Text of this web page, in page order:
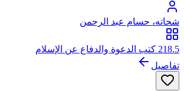
شحاته، حسام عبد الرحمن
218.5 كتب الدعوة والدفاع عن الإسلام
تفاصيل